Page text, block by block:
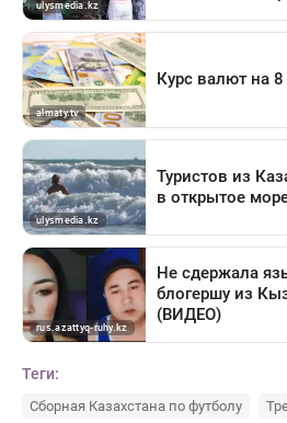
Теги:
Сборная Казахстана по футболу